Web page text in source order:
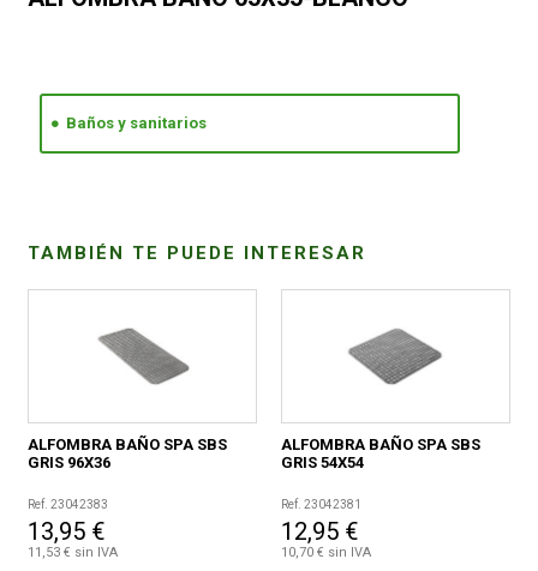
Baños y sanitarios
TAMBIÉN TE PUEDE INTERESAR
ALFOMBRA BAÑO SPA SBS
GRIS 96X36
Ref. 23042383
13,95 €
11,53 € sin IVA
ALFOMBRA BAÑO SPA SBS
GRIS 54X54
Ref. 23042381
12,95 €
10,70 € sin IVA
FORMAS DE PAGO